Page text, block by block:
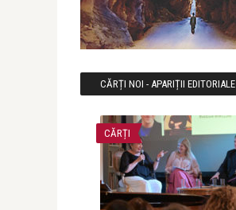
CĂRȚI NOI - APARIȚII EDITORIALE
CĂRȚI